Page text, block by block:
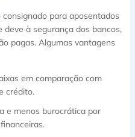
para aposentados
deve à segurança dos bancos,
pagas. Algumas vantagens
em comparação com
crédito.
e menos burocrática por